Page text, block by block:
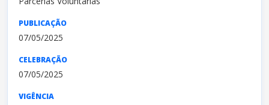
PUBLICAÇÃO
07/05/2025
CELEBRAÇÃO
07/05/2025
VIGÊNCIA